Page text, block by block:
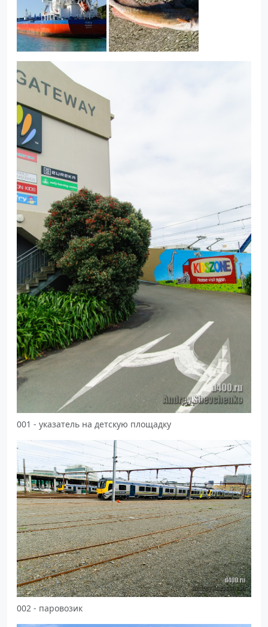
001 - указатель на детскую площадку
002 - паровозик